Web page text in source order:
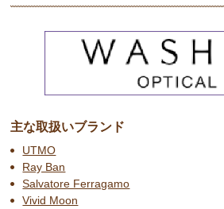
主な取扱いブランド
UTMO
Ray Ban
Salvatore Ferragamo
Vivid Moon